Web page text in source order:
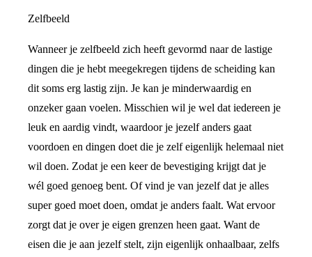
Zelfbeeld
Wanneer je zelfbeeld zich heeft gevormd naar de lastige
dingen die je hebt meegekregen tijdens de scheiding kan
dit soms erg lastig zijn. Je kan je minderwaardig en
onzeker gaan voelen. Misschien wil je wel dat iedereen je
leuk en aardig vindt, waardoor je jezelf anders gaat
voordoen en dingen doet die je zelf eigenlijk helemaal niet
wil doen. Zodat je een keer de bevestiging krijgt dat je
wél goed genoeg bent. Of vind je van jezelf dat je alles
super goed moet doen, omdat je anders faalt. Wat ervoor
zorgt dat je over je eigen grenzen heen gaat. Want de
eisen die je aan jezelf stelt, zijn eigenlijk onhaalbaar, zelfs